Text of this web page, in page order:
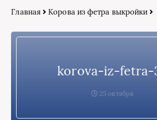
Главная Корова из фетра выкройки
korova-iz-fetra-
25 октября